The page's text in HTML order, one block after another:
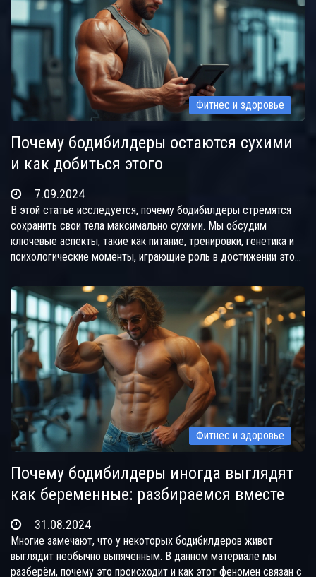
Фитнес и здоровье
Почему бодибилдеры остаются сухими
и как добиться этого
7.09.2024
В этой статье исследуется, почему бодибилдеры стремятся
сохранить свои тела максимально сухими. Мы обсудим
ключевые аспекты, такие как питание, тренировки, генетика и
психологические моменты, играющие роль в достижении этой
которые помогут вам добиться аналогичных результатов.
Фитнес и здоровье
Почему бодибилдеры иногда выглядят
как беременные: разбираемся вместе
31.08.2024
Многие замечают, что у некоторых бодибилдеров живот
выглядит необычно выпяченным. В данном материале мы
разберём, почему это происходит и как этот феномен связан с